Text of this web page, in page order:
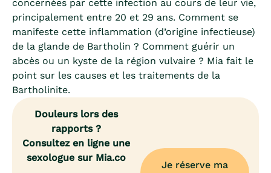
concernées par cette infection au cours de leur vie,
principalement entre 20 et 29 ans. Comment se
manifeste cette inflammation (d’origine infectieuse)
de la glande de Bartholin ? Comment guérir un
abcès ou un kyste de la région vulvaire ? Mia fait le
point sur les causes et les traitements de la
Bartholinite.
Douleurs lors des
rapports ?
Consultez en ligne une
sexologue sur Mia.co
Je réserve ma